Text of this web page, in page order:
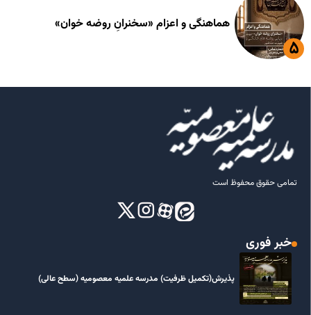
هماهنگی و اعزام «سخنرانِ روضه خوان»
تمامی حقوق محفوظ است
خبر فوری
پذیرش(تکمیل ظرفیت) مدرسه علمیه معصومیه‌ (سطح عالی)